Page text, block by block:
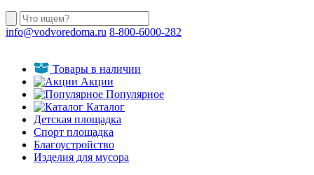
info@vodvoredoma.ru 8-800-6000-282
Товары в наличии
Акции
Популярное
Каталог
Детская площадка
Спорт площадка
Благоустройство
Изделия для мусора